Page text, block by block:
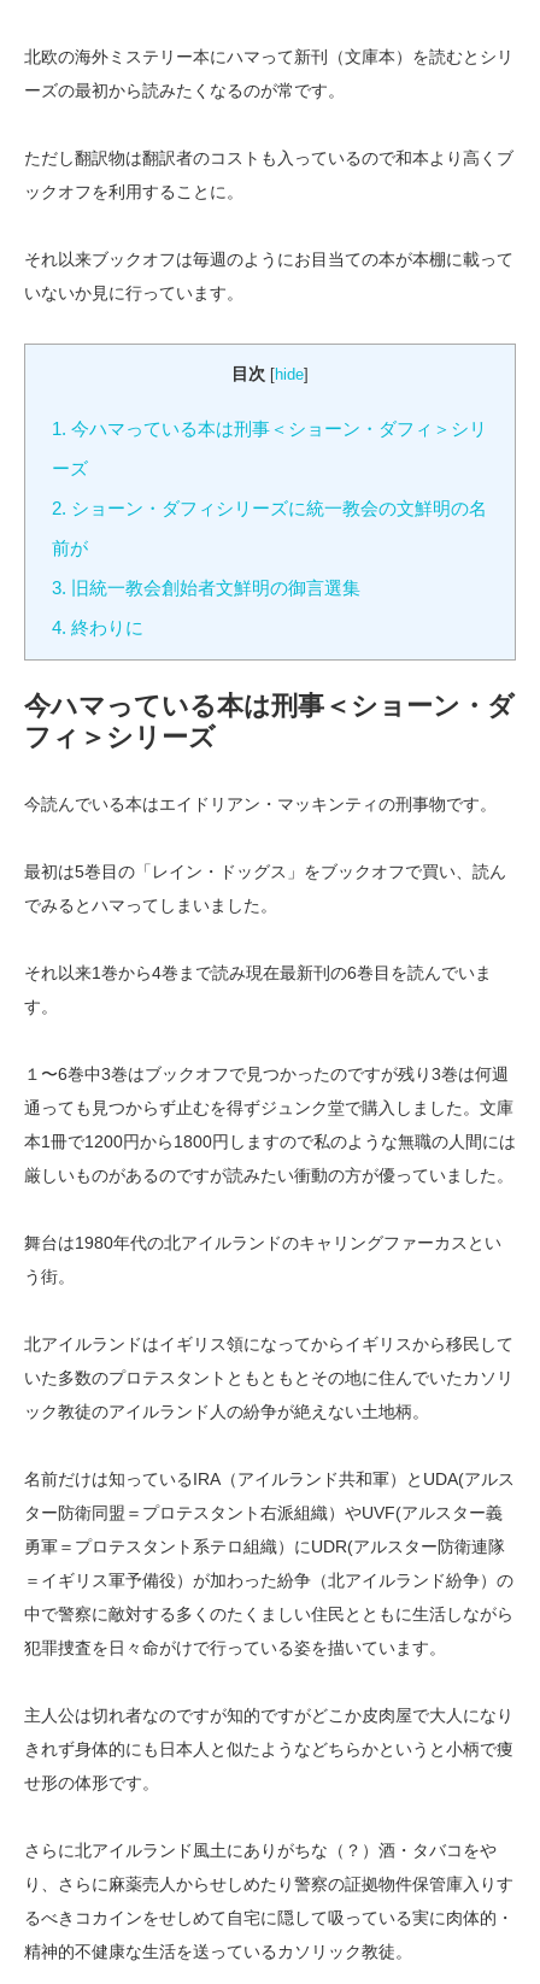
北欧の海外ミステリー本にハマって新刊（文庫本）を読むとシリ
ーズの最初から読みたくなるのが常です。
ただし翻訳物は翻訳者のコストも入っているので和本より高くブ
ックオフを利用することに。
それ以来ブックオフは毎週のようにお目当ての本が本棚に載って
いないか見に行っています。
目次 [hide]
1. 今ハマっている本は刑事＜ショーン・ダフィ＞シリ
ーズ
2. ショーン・ダフィシリーズに統一教会の文鮮明の名
前が
3. 旧統一教会創始者文鮮明の御言選集
4. 終わりに
今ハマっている本は刑事＜ショーン・ダ
フィ＞シリーズ
今読んでいる本はエイドリアン・マッキンティの刑事物です。
最初は5巻目の「レイン・ドッグス」をブックオフで買い、読ん
でみるとハマってしまいました。
それ以来1巻から4巻まで読み現在最新刊の6巻目を読んでいま
す。
１〜6巻中3巻はブックオフで見つかったのですが残り3巻は何週
通っても見つからず止むを得ずジュンク堂で購入しました。文庫
本1冊で1200円から1800円しますので私のような無職の人間には
厳しいものがあるのですが読みたい衝動の方が優っていました。
舞台は1980年代の北アイルランドのキャリングファーカスとい
う街。
北アイルランドはイギリス領になってからイギリスから移民して
いた多数のプロテスタントともともとその地に住んでいたカソリ
ック教徒のアイルランド人の紛争が絶えない土地柄。
名前だけは知っているIRA（アイルランド共和軍）とUDA(アルス
ター防衛同盟＝プロテスタント右派組織）やUVF(アルスター義
勇軍＝プロテスタント系テロ組織）にUDR(アルスター防衛連隊
＝イギリス軍予備役）が加わった紛争（北アイルランド紛争）の
中で警察に敵対する多くのたくましい住民とともに生活しながら
犯罪捜査を日々命がけで行っている姿を描いています。
主人公は切れ者なのですが知的ですがどこか皮肉屋で大人になり
きれず身体的にも日本人と似たようなどちらかというと小柄で痩
せ形の体形です。
さらに北アイルランド風土にありがちな（？）酒・タバコをや
り、さらに麻薬売人からせしめたり警察の証拠物件保管庫入りす
るべきコカインをせしめて自宅に隠して吸っている実に肉体的・
精神的不健康な生活を送っているカソリック教徒。